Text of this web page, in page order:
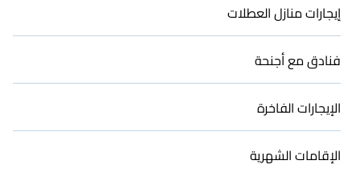
إيجارات منازل العطلات
فنادق مع أجنحة
الإيجارات الفاخرة
الإقامات الشهرية